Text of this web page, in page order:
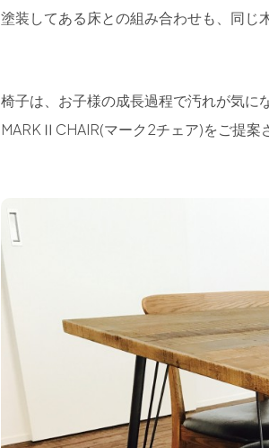
塗装してある床との組み合わせも、同じ
椅子は、お子様の成長過程で汚れが気
MARKⅡCHAIR(マーク2チェア)をご提案